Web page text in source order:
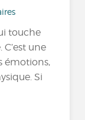
touche
une
émotions,
Si